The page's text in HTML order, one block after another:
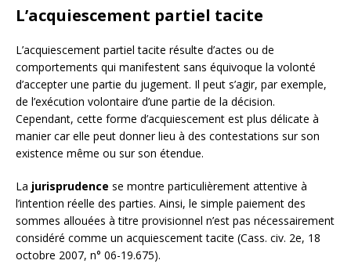
L’acquiescement partiel tacite
L’acquiescement partiel tacite résulte d’actes ou de
comportements qui manifestent sans équivoque la volonté
d’accepter une partie du jugement. Il peut s’agir, par exemple,
de l’exécution volontaire d’une partie de la décision.
Cependant, cette forme d’acquiescement est plus délicate à
manier car elle peut donner lieu à des contestations sur son
existence même ou sur son étendue.
La jurisprudence se montre particulièrement attentive à
l’intention réelle des parties. Ainsi, le simple paiement des
sommes allouées à titre provisionnel n’est pas nécessairement
considéré comme un acquiescement tacite (Cass. civ. 2e, 18
octobre 2007, n° 06-19.675).